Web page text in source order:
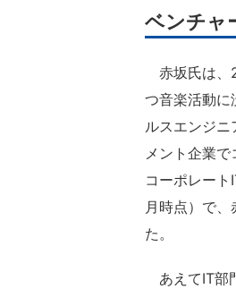
ベンチャ
赤坂氏は、
つ音楽活動に
ルスエンジニ
メント企業
コーポレー
月時点）で
た。
あえてIT部